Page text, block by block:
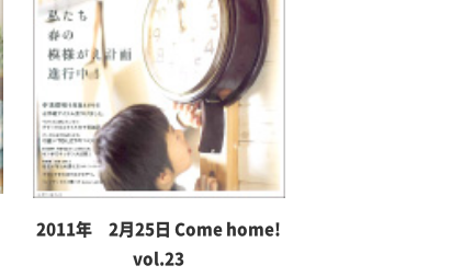
2011年 2月25日 Come home!
vol.23